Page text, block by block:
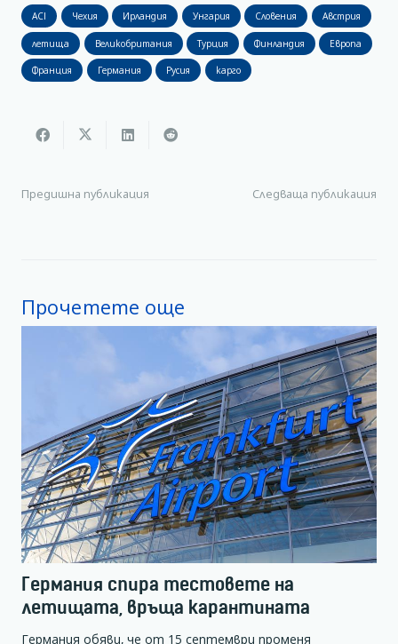
ACI Чехия Ирландия Унгария Словения Австрия
летища Великобритания Турция Финландия Европа
Франция Германия Русия карго
Предишна публикация Следваща публикация
Прочетете още
Германия спира тестовете на
летищата, връща карантината
Германия обяви, че от 15 септември променя